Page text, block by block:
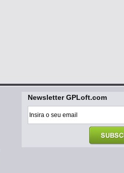
Newsletter GPLoft.com